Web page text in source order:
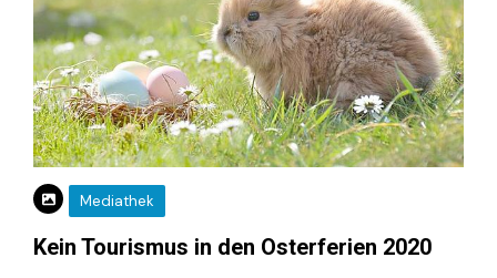
Mediathek
Kein Tourismus in den Osterferien 2020